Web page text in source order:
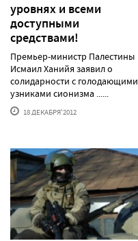
уровнях и всеми
доступными
средствами!
Премьер-министр Палестины
Исмаил Ханийя заявил о
солидарности с голодающими
узниками сионизма ......
18 ДЕКАБРЯ'2012